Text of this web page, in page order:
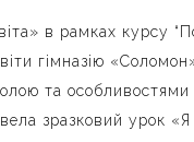
в рамках курсу
гімназію
та
зразковий урок «Я